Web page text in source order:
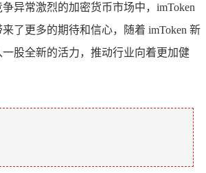
异常激烈的加密货币市场中，imToken
了更多的期待和信心，随着 imToken 新
股全新的活力，推动行业向着更加健